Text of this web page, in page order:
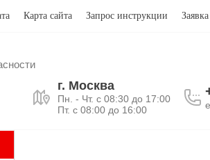
Карта сайта Запрос инструкции
г. Москва
Пн. - Чт. с 08:30 до 17:00
Пт. с 08:00 до 16:00